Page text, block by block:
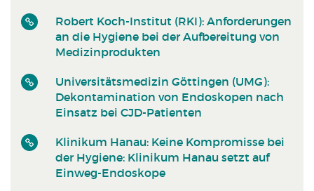
Robert Koch-Institut (RKI): Anforderungen
an die Hygiene bei der Aufbereitung von
Medizinprodukten
Universitätsmedizin Göttingen (UMG):
Dekontamination von Endoskopen nach
Einsatz bei CJD-Patienten
Klinikum Hanau: Keine Kompromisse bei
der Hygiene: Klinikum Hanau setzt auf
Einweg-Endoskope